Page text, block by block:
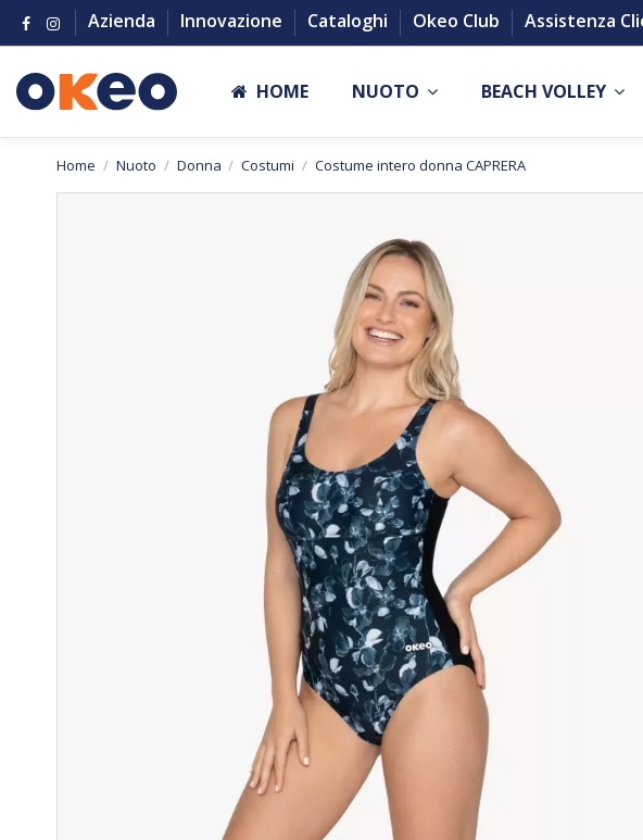
Azienda Innovazione Cataloghi Okeo Club Assistenza
HOME NUOTO BEACH VOLLEY
Home Nuoto Donna Costumi Costume intero donna CAPRERA